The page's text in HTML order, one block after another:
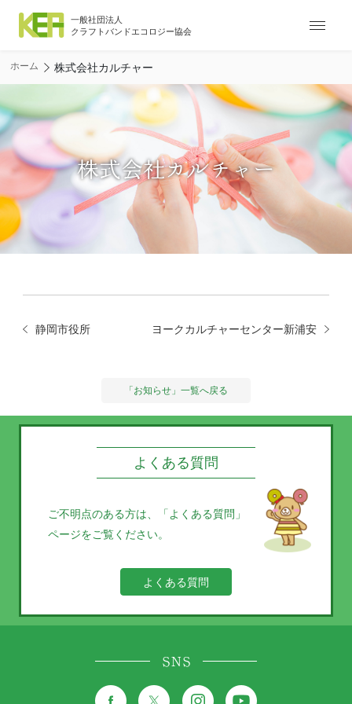
ナ
ー
シ
ョ
ン
ニ
ー
ホーム 株式会社カルチャー
株式会社カルチャー
静岡市役所 ヨークカルチャーセンター新浦安
「お知らせ」一覧へ戻る
よくある質問
ご不明点のある方は、
「よくある質問」
ページをご覧ください。
よくある質問
SNS